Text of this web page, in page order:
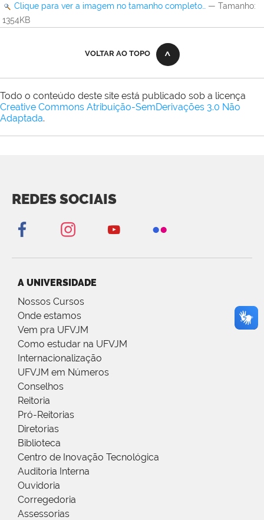
Clique para ver a imagem no tamanho completo… — Tamanho:
1354KB
VOLTAR AO TOPO
Todo o conteúdo deste site está publicado sob a licença
Creative Commons Atribuição-SemDerivações 3.0 Não
Adaptada.
REDES SOCIAIS
A UNIVERSIDADE
Nossos Cursos
Onde estamos
Vem pra UFVJM
Como estudar na UFVJM
Internacionalização
UFVJM em Números
Conselhos
Reitoria
Pró-Reitorias
Diretorias
Biblioteca
Centro de Inovação Tecnológica
Auditoria Interna
Ouvidoria
Corregedoria
Assessorias